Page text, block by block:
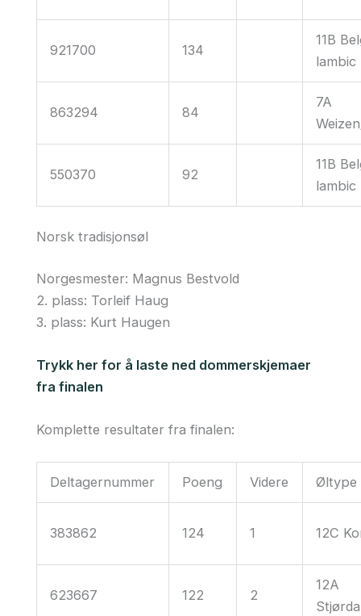
921700 134
11B
lambic
863294 84
7A
550370 92
11B
lambic
Norsk tradisjonsøl
Norgesmester: Magnus Bestvold
2. plass: Torleif Haug
3. plass: Kurt Haugen
Trykk her for å laste ned dommerskjemaer
fra finalen
Komplette resultater fra finalen:
Deltagernummer Poeng Videre Øltype
383862 124 1 12C
623667 122 2
12A